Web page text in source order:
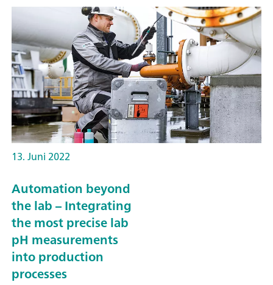
13. Juni 2022
Automation beyond
the lab – Integrating
the most precise lab
pH measurements
into production
processes